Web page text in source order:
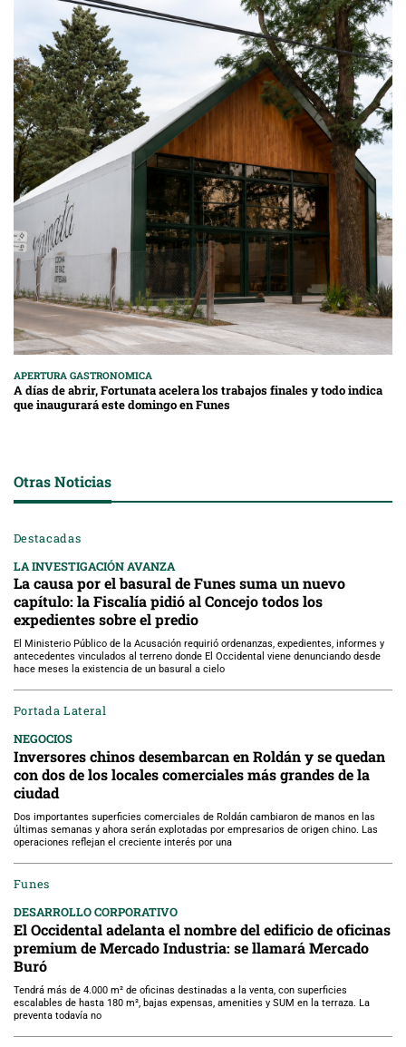
APERTURA GASTRONOMICA
A días de abrir, Fortunata acelera los trabajos finales y todo indica
que inaugurará este domingo en Funes
Otras Noticias
Destacadas
LA INVESTIGACIÓN AVANZA
La causa por el basural de Funes suma un nuevo
capítulo: la Fiscalía pidió al Concejo todos los
expedientes sobre el predio
El Ministerio Público de la Acusación requirió ordenanzas, expedientes, informes y
antecedentes vinculados al terreno donde El Occidental viene denunciando desde
hace meses la existencia de un basural a cielo
Portada Lateral
NEGOCIOS
Inversores chinos desembarcan en Roldán y se quedan
con dos de los locales comerciales más grandes de la
ciudad
Dos importantes superficies comerciales de Roldán cambiaron de manos en las
últimas semanas y ahora serán explotadas por empresarios de origen chino. Las
operaciones reflejan el creciente interés por una
Funes
DESARROLLO CORPORATIVO
El Occidental adelanta el nombre del edificio de oficinas
premium de Mercado Industria: se llamará Mercado
Buró
Tendrá más de 4.000 m² de oficinas destinadas a la venta, con superficies
escalables de hasta 180 m², bajas expensas, amenities y SUM en la terraza. La
preventa todavía no